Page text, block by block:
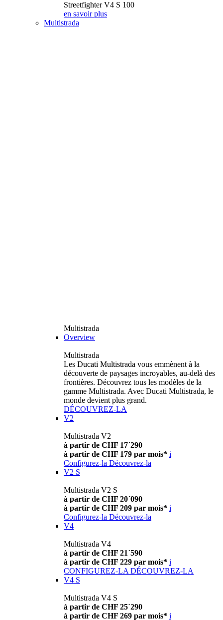
Streetfighter V4 S 100
en savoir plus
Multistrada
Multistrada
Overview
Multistrada
Les Ducati Multistrada vous emmènent à la
découverte de paysages incroyables, au-delà des
frontières. Découvrez tous les modèles de la
gamme Multistrada. Avec Ducati Multistrada, le
monde devient plus grand.
DÉCOUVREZ-LA
V2
Multistrada V2
à partir de CHF 17´290
à partir de CHF 179 par mois* i
Configurez-la Découvrez-la
V2 S
Multistrada V2 S
à partir de CHF 20´090
à partir de CHF 209 par mois* i
Configurez-la Découvrez-la
V4
Multistrada V4
à partir de CHF 21´590
à partir de CHF 229 par mois* i
CONFIGUREZ-LA DÉCOUVREZ-LA
V4 S
Multistrada V4 S
à partir de CHF 25´290
à partir de CHF 269 par mois* i